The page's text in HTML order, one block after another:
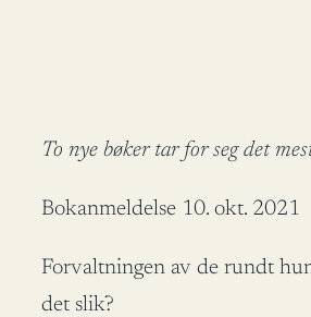
To nye bøker tar for seg det
Bokanmeldelse 10. okt. 2021
Forvaltningen av de rundt
det slik?